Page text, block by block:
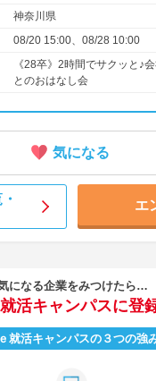
神奈川県
08/20 15:00、08/28 10:00
《28卒》2時間でサクッと♪
とのおはなし会
気になる
エ
になる企業をみつけたら…
活キャンパスに登
就活キャンパスの３つの強